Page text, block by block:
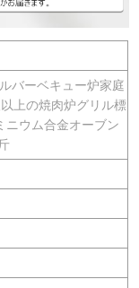
バーベキュー炉家庭
上の焼肉炉グリル標
ニウム合金オーブン